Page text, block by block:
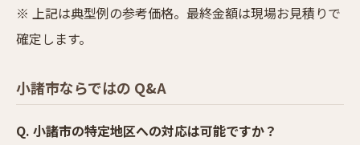
※ 上記は典型例の参考価格。最終金額は現場お見積りで
確定します。
小諸市ならではの Q&A
Q. 小諸市の特定地区への対応は可能ですか？